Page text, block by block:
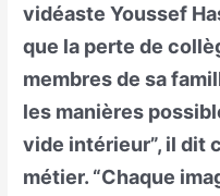
vidéaste Youssef
que la perte de
membres de sa
les manières
vide intérieur”, il dit
métier. “Chaque